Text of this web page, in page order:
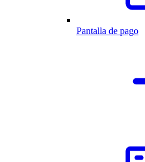
Pantalla de pago